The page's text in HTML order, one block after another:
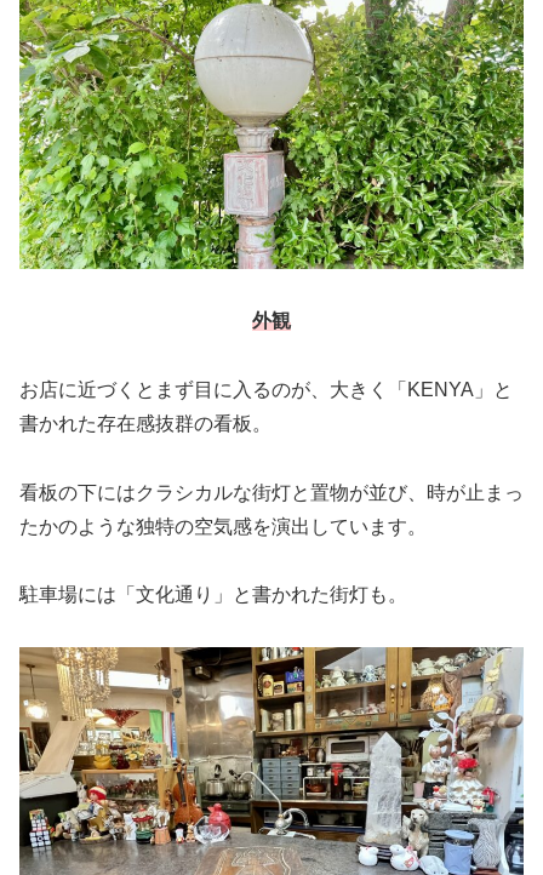
外観
お店に近づくとまず目に入るのが、大きく「KENYA」と
書かれた存在感抜群の看板。
看板の下にはクラシカルな街灯と置物が並び、時が止まっ
たかのような独特の空気感を演出しています。
駐車場には「文化通り」と書かれた街灯も。